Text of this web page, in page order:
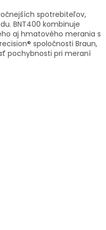
spotrebiteľov,
BNT400 kombinuje
aj hmatového merania s
spoločnosti Braun,
pochybnosti pri meraní